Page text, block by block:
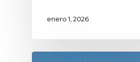
enero 1, 2026